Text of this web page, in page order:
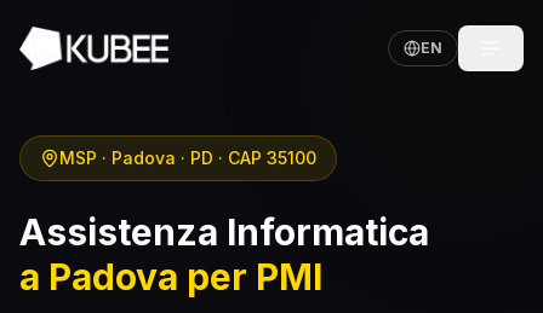
EN
MSP · Padova · PD · CAP 35100
Assistenza Informatica
a Padova per PMI